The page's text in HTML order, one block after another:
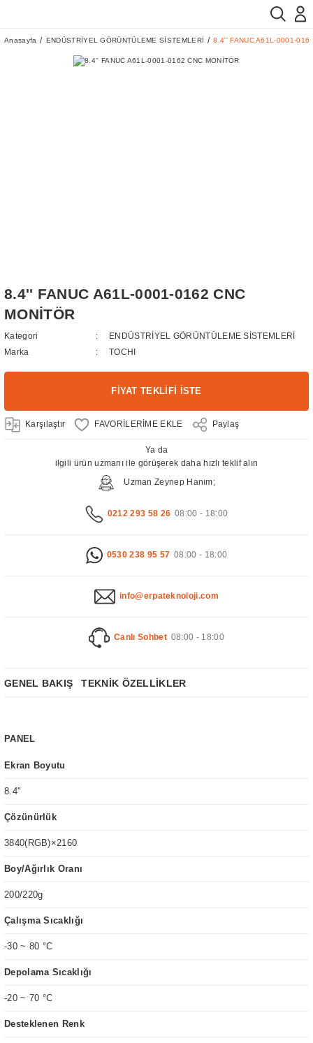
Anasayfa ENDÜSTRİYEL GÖRÜNTÜLEME SİSTEMLERİ 8.4'' FANUC A61L-0001-
8.4'' FANUC A61L-0001-0162 CNC
MONİTÖR
Kategori
ENDÜSTRİYEL GÖRÜNTÜLEME SİSTEMLERİ
Marka
TOCHI
FİYAT TEKLİFİ İSTE
Karşılaştır Paylaş
Ya da
ilgili ürün uzmanı ile görüşerek daha hızlı teklif alın
Uzman Zeynep Hanım;
0212 293 58 26 08:00 - 18:00
0530 238 95 57 08:00 - 18:00
info@erpateknoloji.com
Canlı Sohbet 08:00 - 18:00
GENEL BAKIŞ TEKNİK ÖZELLİKLER
PANEL
Ekran Boyutu
8.4"
Çözünürlük
3840(RGB)×2160
Boy/Ağırlık Oranı
200/220g
Çalışma Sıcaklığı
-30 ~ 80 °C
Depolama Sıcaklığı
-20 ~ 70 °C
Desteklenen Renk